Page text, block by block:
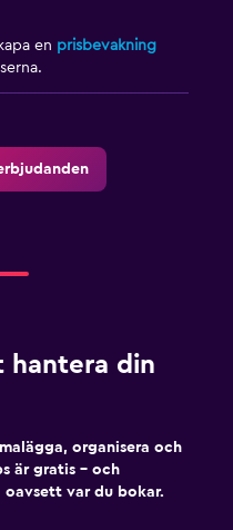
en prisbevakning
hantera din
organisera och
är gratis – och
var du bokar.